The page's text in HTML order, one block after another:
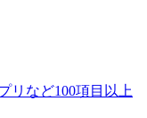
リなど100項目以上